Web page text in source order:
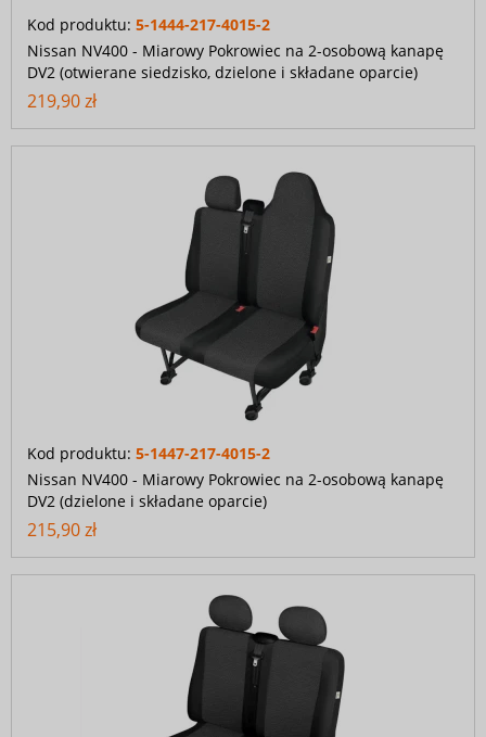
Kod produktu: 5-1444-217-4015-2
Nissan NV400 - Miarowy Pokrowiec na 2-osobową kanapę
DV2 (otwierane siedzisko, dzielone i składane oparcie)
219,90 zł
Kod produktu: 5-1447-217-4015-2
Nissan NV400 - Miarowy Pokrowiec na 2-osobową kanapę
DV2 (dzielone i składane oparcie)
215,90 zł